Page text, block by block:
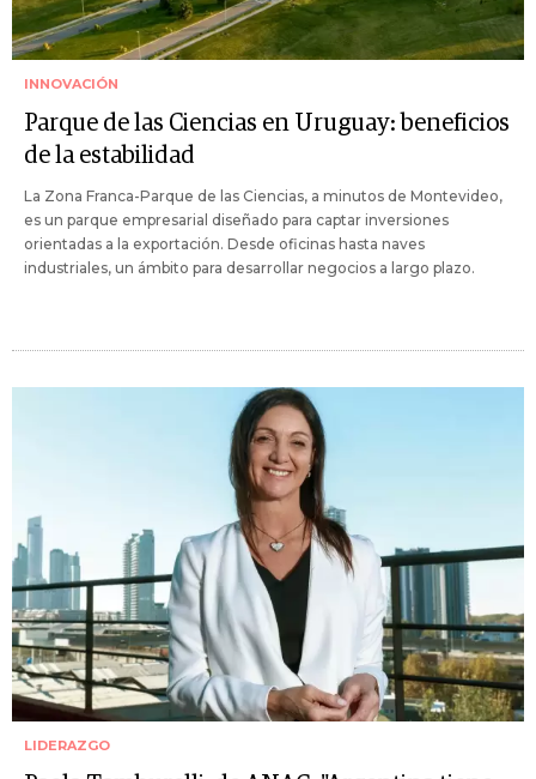
INNOVACIÓN
Parque de las Ciencias en Uruguay: beneficios
de la estabilidad
La Zona Franca-Parque de las Ciencias, a minutos de Montevideo,
es un parque empresarial diseñado para captar inversiones
orientadas a la exportación. Desde oficinas hasta naves
industriales, un ámbito para desarrollar negocios a largo plazo.
LIDERAZGO